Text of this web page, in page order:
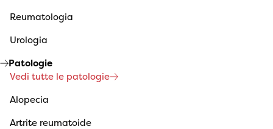
Reumatologia
Urologia
Patologie
Vedi tutte le patologie
Alopecia
Artrite reumatoide